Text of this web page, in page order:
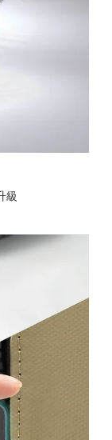
級